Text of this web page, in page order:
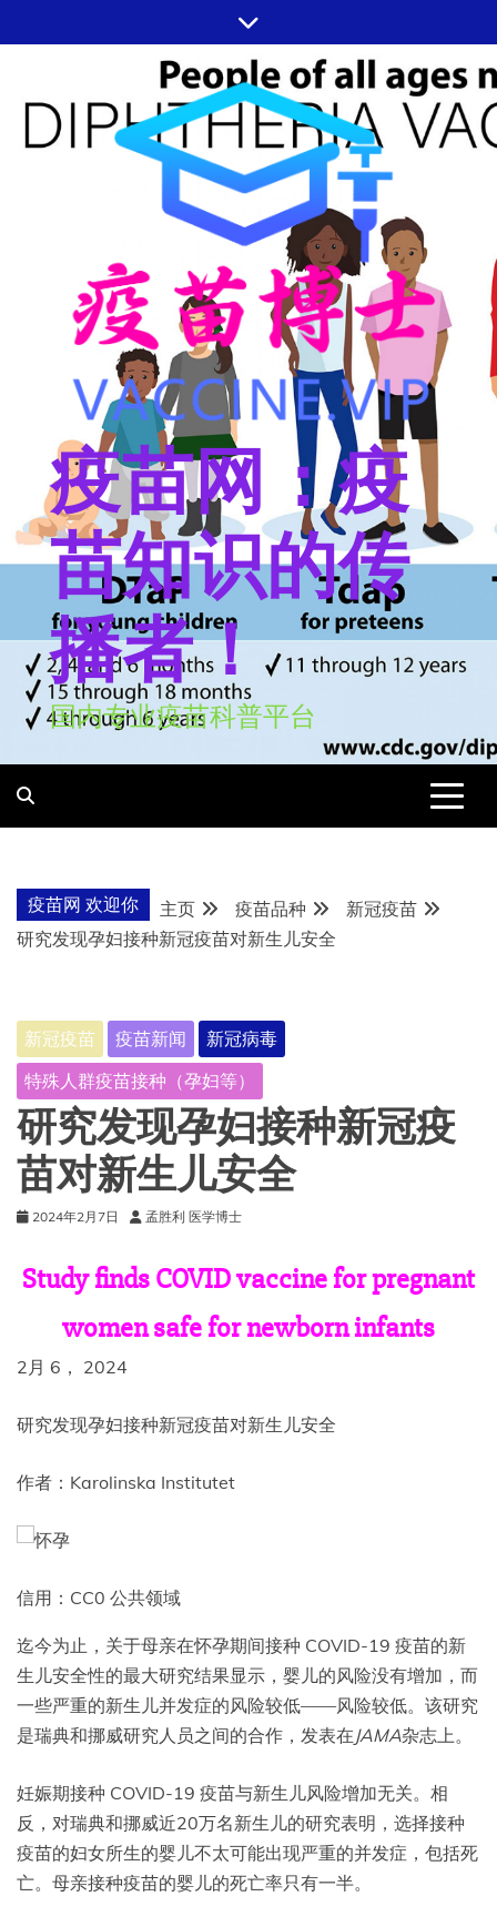
至
疫苗网：疫
苗知识的传
播者！
国内专业疫苗科普平台
疫苗网 欢迎你 主页 疫苗品种
新冠疫苗
研究发现孕妇接种新冠疫苗对新生儿安全
新冠疫苗 疫苗新闻
新冠病毒
特殊人群疫苗接种（孕妇等）
研究发现孕妇接种新冠疫
苗对新生儿安全
2024年2月7日 孟胜利 医学博士
Study finds COVID vaccine for pregnant
women safe for newborn infants
2月 6， 2024
研究发现孕妇接种新冠疫苗对新生儿安全
作者：Karolinska Institutet
信用：CC0 公共领域
迄今为止，关于母亲在怀孕期间接种 COVID-19 疫苗的新
生儿安全性的最大研究结果显示，婴儿的风险没有增加，而
一些严重的新生儿并发症的风险较低——风险较低。该研究
是瑞典和挪威研究人员之间的合作，发表在JAMA杂志上。
妊娠期接种 COVID-19 疫苗与新生儿风险增加无关。相
反，对瑞典和挪威近20万名新生儿的研究表明，选择接种
疫苗的妇女所生的婴儿不太可能出现严重的并发症，包括死
亡。母亲接种疫苗的婴儿的死亡率只有一半。